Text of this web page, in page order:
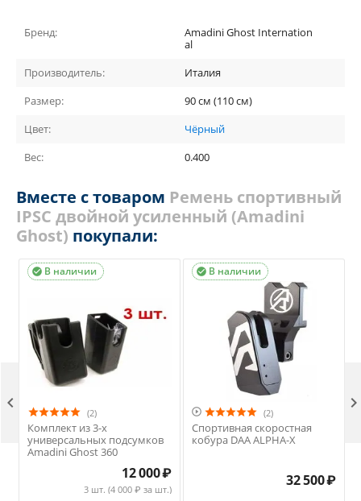
Бренд:
Amadini Ghost Internation
al
Производитель:
Италия
Размер:
90 см (110 см)
Цвет:
Чёрный
Вес:
0.400
Вместе с товаром Ремень спортивный
IPSC двойной усиленный (Amadini
Ghost) покупали:
В наличии

(2)
Комплект из 3-х
универсальных подсумков
Amadini Ghost 360
12 000₽
3 шт. (4 000 ₽ за шт.)
В наличии

 (2)
Спортивная скоростная
кобура DAA ALPHA-X
32 500₽
